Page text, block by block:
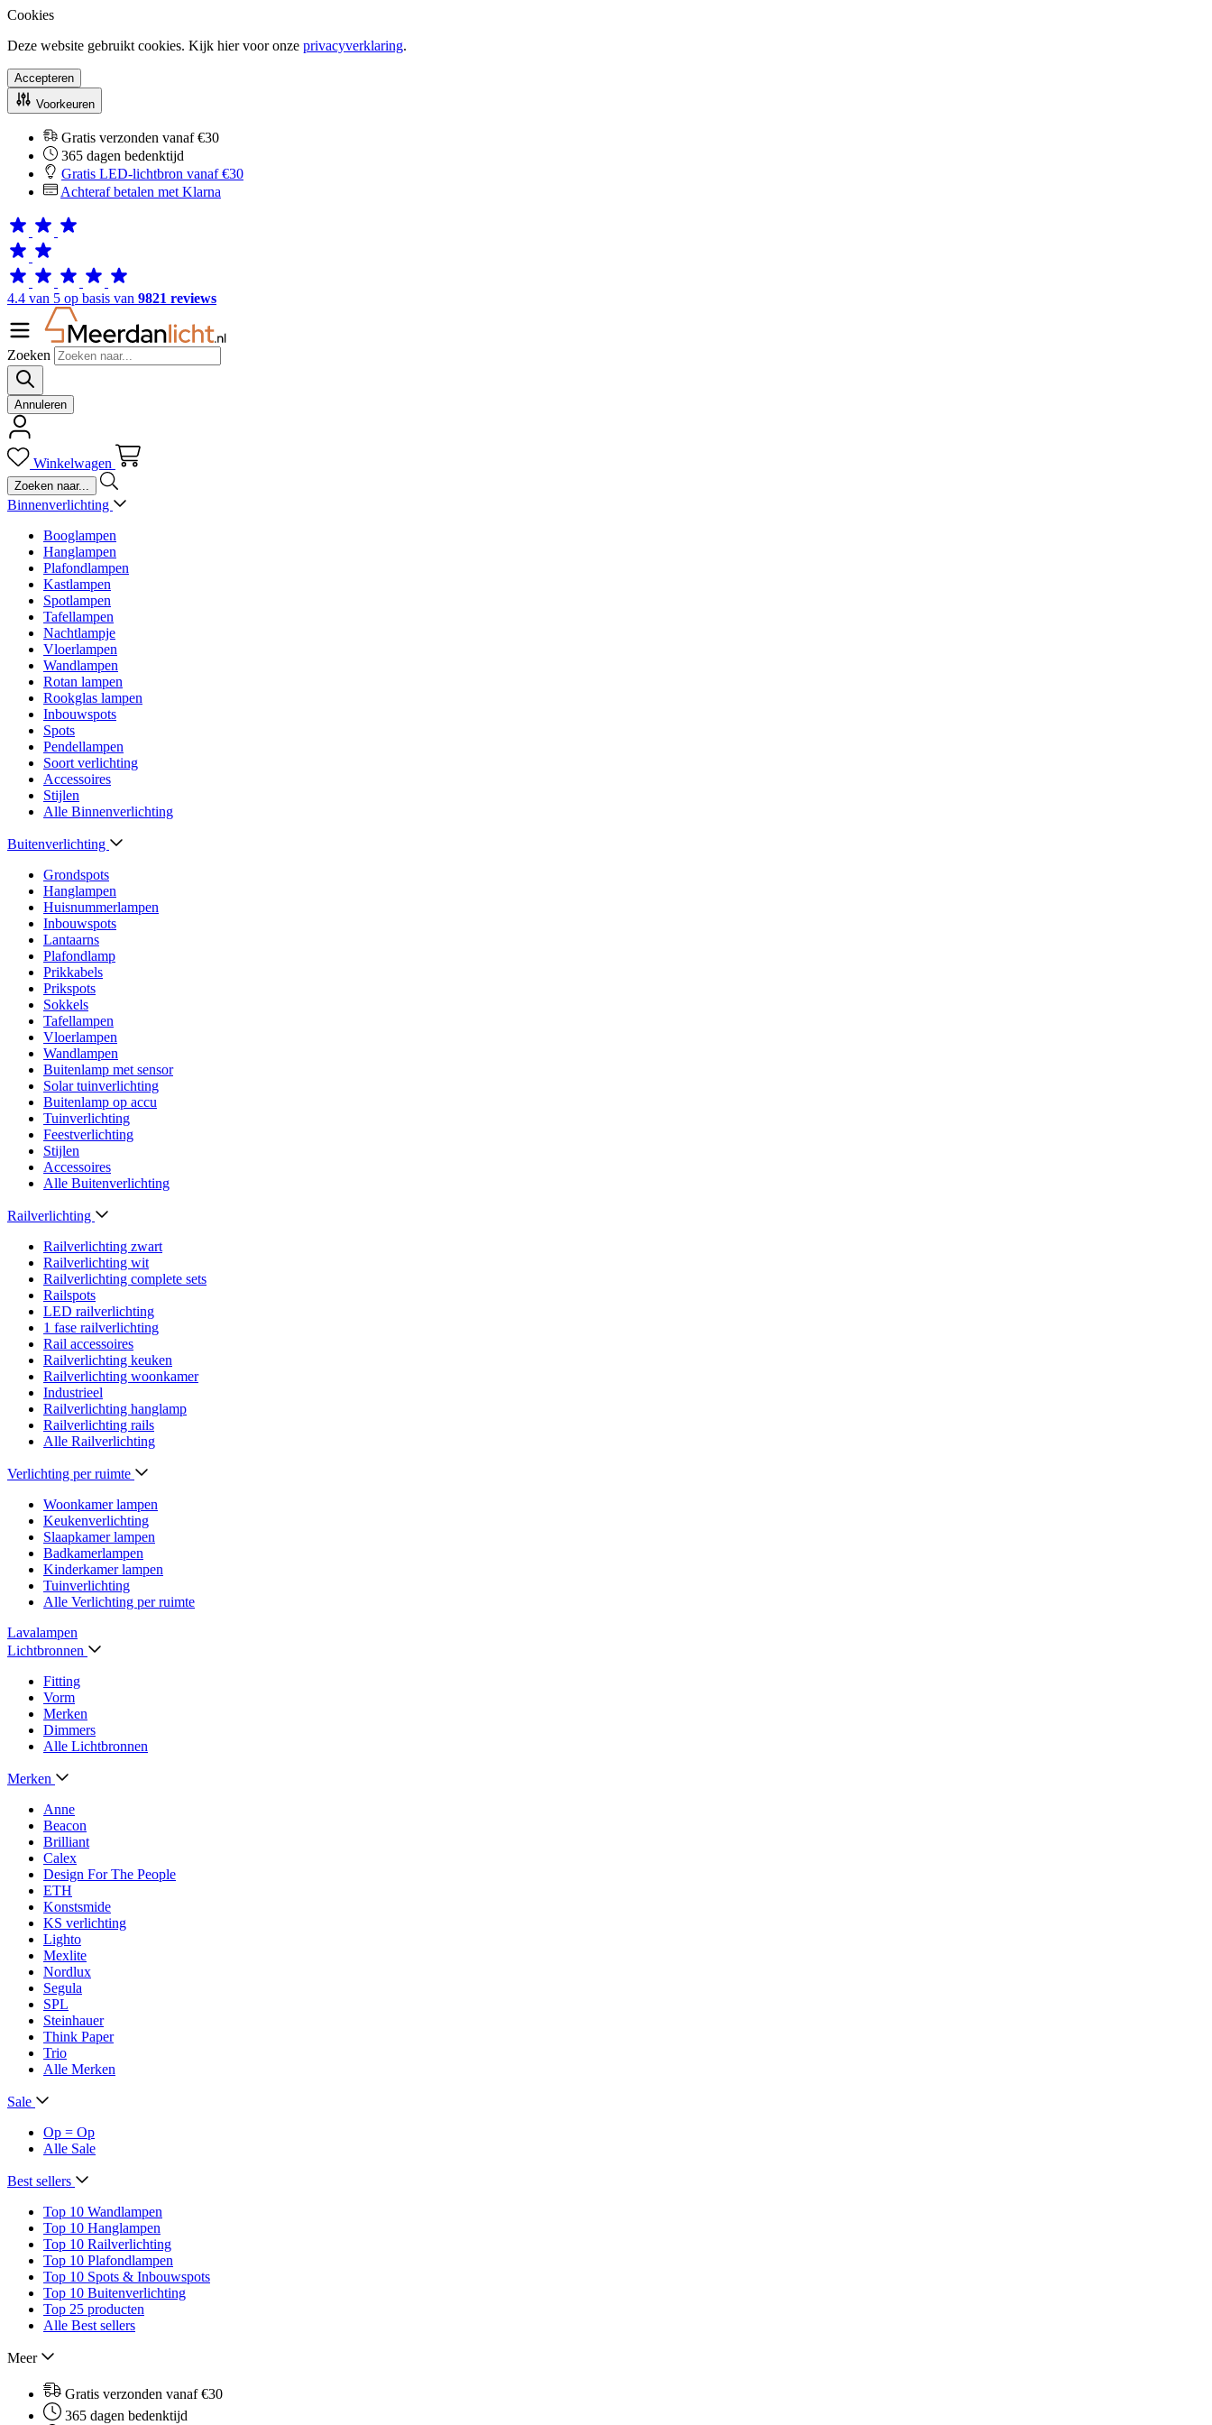
Cookies
Deze website gebruikt cookies. Kijk hier voor onze privacyverklaring.
Accepteren
Voorkeuren
Gratis verzonden vanaf €30
365 dagen bedenktijd
Gratis LED-lichtbron vanaf €30
Achteraf betalen met Klarna
4.4 van 5 op basis van 9821 reviews
Zoeken
Annuleren
Winkelwagen
Binnenverlichting
Booglampen
Hanglampen
Plafondlampen
Kastlampen
Spotlampen
Tafellampen
Nachtlampje
Vloerlampen
Wandlampen
Rotan lampen
Rookglas lampen
Inbouwspots
Spots
Pendellampen
Soort verlichting
Accessoires
Stijlen
Alle Binnenverlichting
Buitenverlichting
Grondspots
Hanglampen
Huisnummerlampen
Inbouwspots
Lantaarns
Plafondlamp
Prikkabels
Prikspots
Sokkels
Tafellampen
Vloerlampen
Wandlampen
Buitenlamp met sensor
Solar tuinverlichting
Buitenlamp op accu
Tuinverlichting
Feestverlichting
Stijlen
Accessoires
Alle Buitenverlichting
Railverlichting
Railverlichting zwart
Railverlichting wit
Railverlichting complete sets
Railspots
LED railverlichting
1 fase railverlichting
Rail accessoires
Railverlichting keuken
Railverlichting woonkamer
Industrieel
Railverlichting hanglamp
Railverlichting rails
Alle Railverlichting
Verlichting per ruimte
Woonkamer lampen
Keukenverlichting
Slaapkamer lampen
Badkamerlampen
Kinderkamer lampen
Tuinverlichting
Alle Verlichting per ruimte
Lavalampen
Lichtbronnen
Fitting
Vorm
Merken
Dimmers
Alle Lichtbronnen
Merken
Anne
Beacon
Brilliant
Calex
Design For The People
ETH
Konstsmide
KS verlichting
Lighto
Mexlite
Nordlux
Segula
SPL
Steinhauer
Think Paper
Trio
Alle Merken
Sale
Op = Op
Alle Sale
Best sellers
Top 10 Wandlampen
Top 10 Hanglampen
Top 10 Railverlichting
Top 10 Plafondlampen
Top 10 Spots & Inbouwspots
Top 10 Buitenverlichting
Top 25 producten
Alle Best sellers
Meer
Gratis verzonden vanaf €30
365 dagen bedenktijd